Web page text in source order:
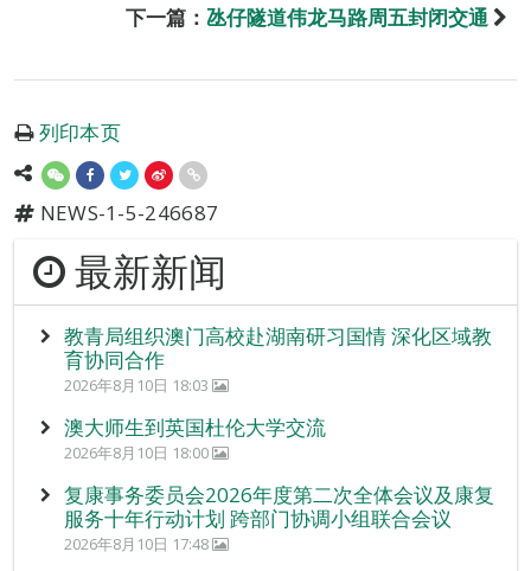
下一篇： 氹仔隧道伟龙马路周五封闭交通
列印本页
NEWS-1-5-246687
最新新闻
教青局组织澳门高校赴湖南研习国情 深化区域教
育协同合作
2026年8月10日 18:03
澳大师生到英国杜伦大学交流
2026年8月10日 18:00
复康事务委员会2026年度第二次全体会议及康复
服务十年行动计划 跨部门协调小组联合会议
2026年8月10日 17:48